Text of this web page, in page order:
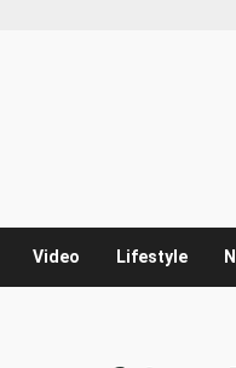
Video Lifestyle